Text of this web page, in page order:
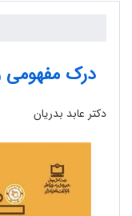
درک مفهومی
دکتر عابد بدریان